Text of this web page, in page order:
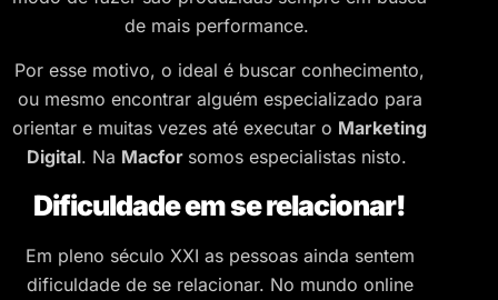
de mais performance.
Por esse motivo, o ideal é buscar conhecimento,
ou mesmo encontrar alguém especializado para
orientar e muitas vezes até executar o Marketing
Digital. Na Macfor somos especialistas nisto.
Dificuldade em se relacionar!
Em pleno século XXI as pessoas ainda sentem
dificuldade de se relacionar. No mundo online